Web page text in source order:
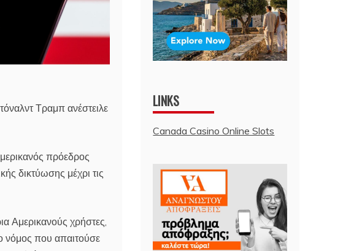
Τραμπ ανέστειλε
πρόεδρος
δικτύωσης μέχρι τις
Αμερικανούς χρήστες,
νόμος που απαιτούσε
LINKS
Canada Casino Online Slots